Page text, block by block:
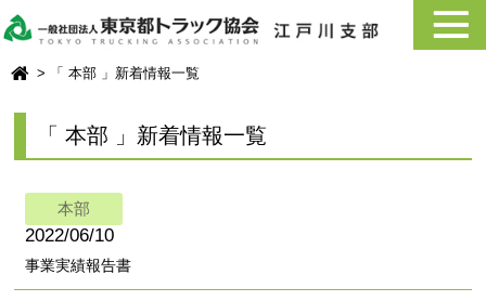
「 本部 」新着情報一覧
「 本部 」新着情報一覧
本部
2022/06/10
事業実績報告書